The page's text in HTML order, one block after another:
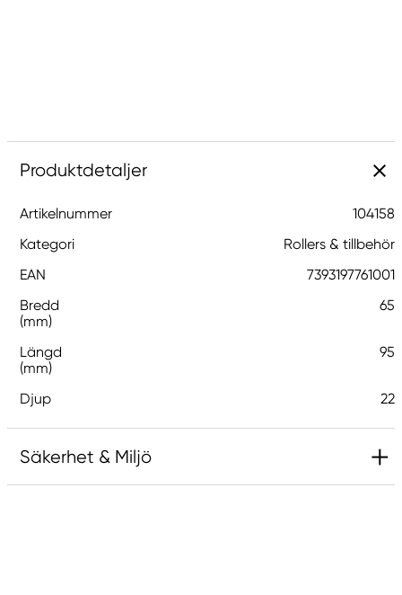
Produktdetaljer
Artikelnummer
104158
Kategori
Rollers & tillbehör
EAN
7393197761001
Bredd
(mm)
65
Längd
(mm)
95
Djup 22
Säkerhet & Miljö